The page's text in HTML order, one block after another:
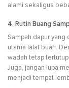
alami sekaligus
4. Rutin Buang
Sampah dapur
utama lalat buah.
wadah tetap
Juga, jangan lupa
menjadi tempat